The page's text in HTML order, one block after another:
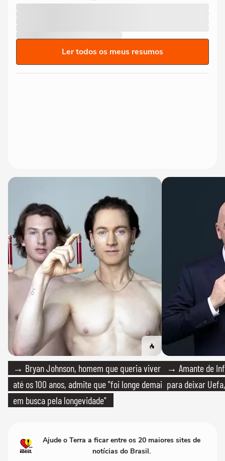
Ler todos os meus resumos
→ Bryan Johnson, homem que queria viver
até os 100 anos, admite que "foi longe demais
em busca pela longevidade"
→ Amante de
para deixar
Ajude o Terra a ficar entre os 20 maiores sites de
notícias do Brasil.